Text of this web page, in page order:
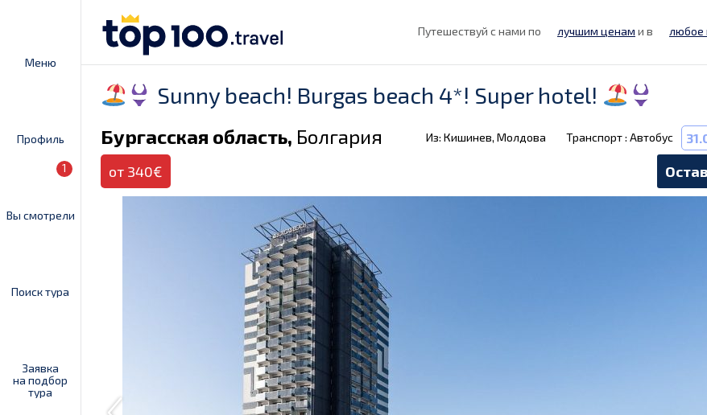
Меню
Профиль
Вы смотрели
1
Поиск тура
Заявка
на подбор
тура
Путешествуй с нами по лучшим ценам и в любое
Sunny beach! Burgas beach 4*! Super hotel!
Бургасская область, Болгария Из: Кишинев, Молдова Транспорт : Автобус
от 340€